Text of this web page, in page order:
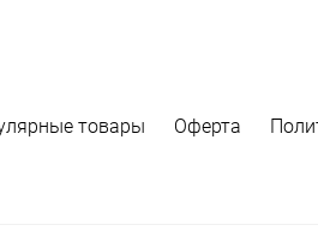
товары Оферта